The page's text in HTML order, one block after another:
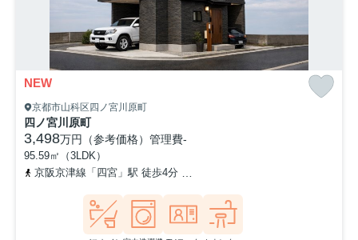
NEW
京都市山科区四ノ宮川原町
四ノ宮川原町
3,498万円（参考価格） 管理費-
95.59㎡（3LDK）
京阪京津線「四宮」駅 徒歩4分